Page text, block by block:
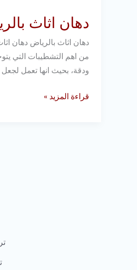
دهان اثاث
دهان اثاث بالرياض دهان
من اهم التشطيبات التي
ودقة، بحيث انها تعمل
بالرياض
قراءة المزيد »